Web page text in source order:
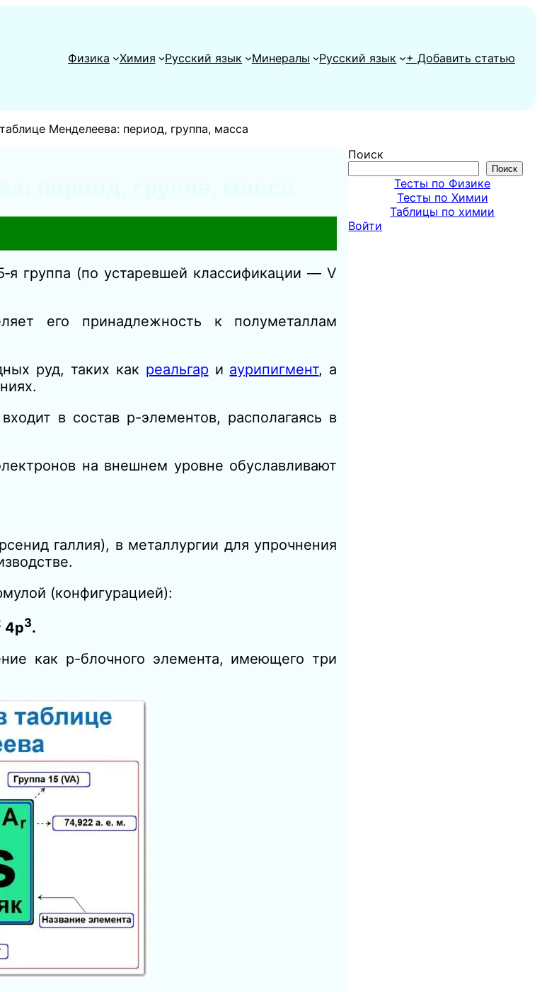
Физика
Химия Русский язык Минералы Русский язык + Добавить статью
Менделеева: период, группа, масса
группа (по устаревшей классификации — V
его принадлежность к полуметаллам
руд, таких как реальгари аурипигмент, а
в состав p-элементов, располагаясь в
на внешнем уровне обуславливают
галлия), в металлургии для упрочнения
(конфигурацией):
4p3.
как p-блочного элемента, имеющего три
Поиск
Поиск
Тесты по Физике
Тесты по Химии
Таблицы по химии
Войти